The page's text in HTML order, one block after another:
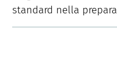
standard nella